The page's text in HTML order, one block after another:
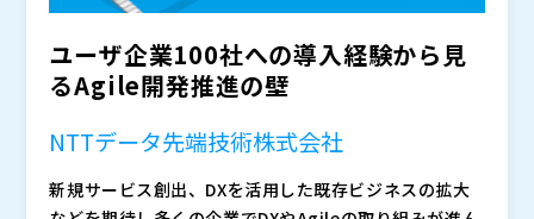
ユーザ企業100社への導入経験から見
るAgile開発推進の壁
NTTデータ先端技術株式会社
新規サービス創出、DXを活用した既存ビジネスの拡大